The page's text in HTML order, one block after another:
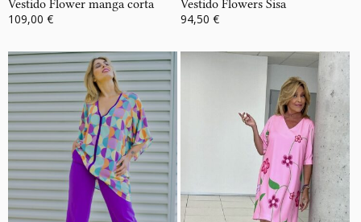
Vestido Flower manga corta
109,00 €
Vestido Flowers Sisa
94,50 €